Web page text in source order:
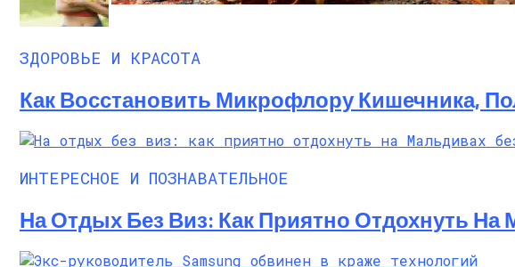
ЗДОРОВЬЕ И КРАСОТА
Как Восстановить Микрофлору Кишечника,
ИНТЕРЕСНОЕ И ПОЗНАВАТЕЛЬНОЕ
На Отдых Без Виз: Как Приятно Отдохнуть